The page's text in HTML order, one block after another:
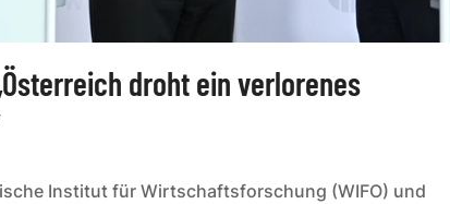
droht ein verlorenes
Institut für Wirtschaftsforschung (WIFO) und